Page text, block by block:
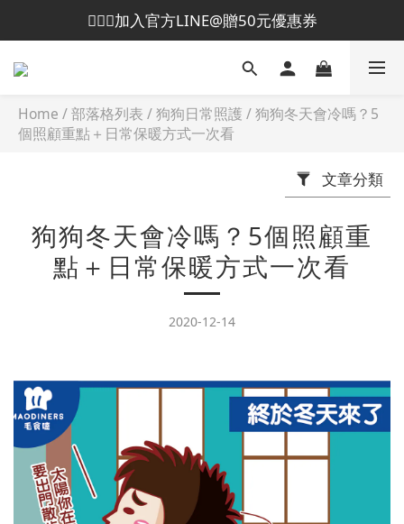
😎加入會員即贈50元購物金
💁🏻‍♀️加入官方LINE@贈50元優惠券
😎加入會員即贈50元購物金
Home /部落格列表 /狗狗日常照護 /狗狗冬天會冷嗎？5
個照顧重點＋日常保暖方式一次看
文章分類
狗狗冬天會冷嗎？5個照顧重
點＋日常保暖方式一次看
2020-12-14